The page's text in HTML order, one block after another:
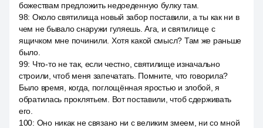
божествам предложить недоеденную булку там.
98: Около святилища новый забор поставили, а ты как ни в
чем не бывало снаружи гуляешь. Ага, и святилище с
ящичком мне починили. Хотя какой смысл? Там же раньше
было.
99: Что-то не так, если честно, святилище изначально
строили, чтоб меня запечатать. Помните, что говорила?
Было время, когда, поглощённая яростью и злобой, я
обратилась проклятьем. Вот поставили, чтоб сдерживать
его.
100: Оно никак не связано ни с великим змеем, ни со мной